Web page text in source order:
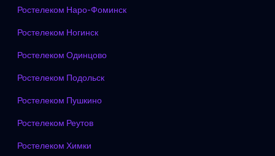
Ростелеком Наро-Фоминск
Ростелеком Ногинск
Ростелеком Одинцово
Ростелеком Подольск
Ростелеком Пушкино
Ростелеком Реутов
Ростелеком Химки